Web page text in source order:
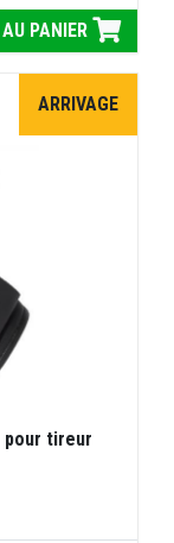
PANIER
ARRIVAGE
pour tireur